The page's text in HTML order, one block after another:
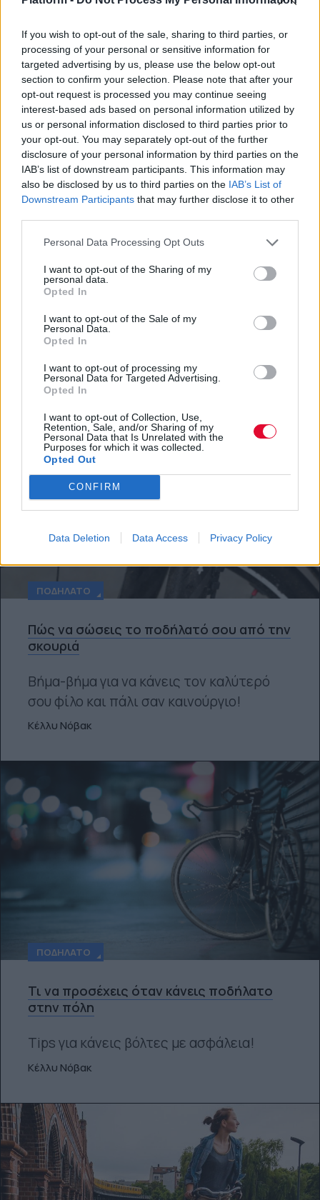
If you wish to opt-out of the sale, sharing to third parties, or
processing of your personal or sensitive information for
targeted advertising by us, please use the below opt-out
section to confirm your selection. Please note that after your
opt-out request is processed you may continue seeing
interest-based ads based on personal information utilized by
us or personal information disclosed to third parties prior to
your opt-out. You may separately opt-out of the further
disclosure of your personal information by third parties on the
IAB’s list of downstream participants. This information may
also be disclosed by us to third parties on the IAB’s List of
Downstream Participants that may further disclose it to other
Personal Data Processing Opt Outs
I want to opt-out of the Sharing of my
personal data.
Opted In
I want to opt-out of the Sale of my
Personal Data.
Opted In
I want to opt-out of processing my
Personal Data for Targeted Advertising.
Opted In
I want to opt-out of Collection, Use,
Retention, Sale, and/or Sharing of my
Personal Data that Is Unrelated with the
Purposes for which it was collected.
Opted Out
CONFIRM
Data Deletion Data Access Privacy Policy
ΠΟΔΉΛΑΤΟ
Στο πετάλι, και όλα φαίνονται σωστά.
Platform team
ΠΟΔΉΛΑΤΟ
Πώς να σώσεις το ποδήλατό σου από την
σκουριά
Βήμα-βήμα για να κάνεις τον καλύτερό
σου φίλο και πάλι σαν καινούργιο!
Κέλλυ Νόβακ
ΠΟΔΉΛΑΤΟ
Τι να προσέχεις όταν κάνεις ποδήλατο
στην πόλη
Tips για κάνεις βόλτες με ασφάλεια!
Κέλλυ Νόβακ